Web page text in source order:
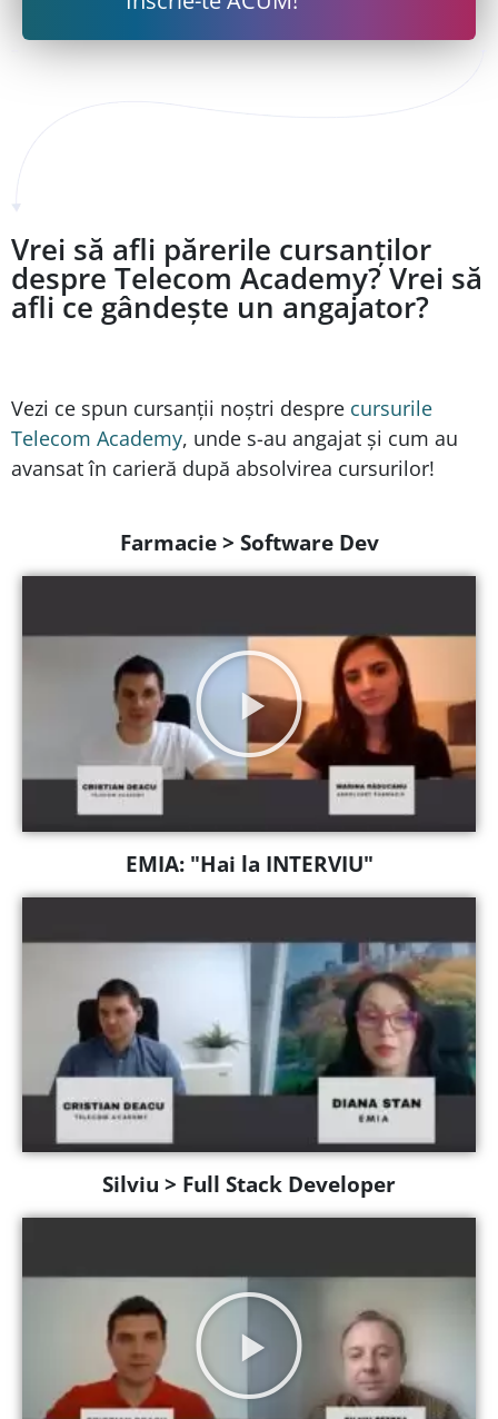
Vrei să afli părerile cursanților
despre Telecom Academy? Vrei să
afli ce gândește un angajator?
Vezi ce spun cursanții noștri despre cursurile
Telecom Academy, unde s-au angajat și cum au
avansat în carieră după absolvirea cursurilor!
Farmacie > Software Dev
EMIA: "Hai la INTERVIU"
Silviu > Full Stack Developer